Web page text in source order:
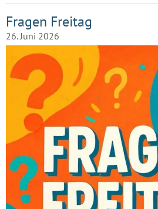
Fragen Freitag
26. Juni 2026